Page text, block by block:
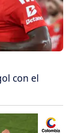
con el